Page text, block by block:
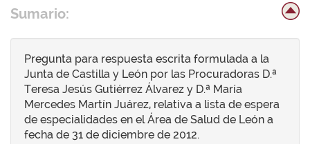
Sumario:
Pregunta para respuesta escrita formulada a la
Junta de Castilla y León por las Procuradoras D.ª
Teresa Jesús Gutiérrez Álvarez y D.ª María
Mercedes Martín Juárez, relativa a lista de espera
de especialidades en el Área de Salud de León a
fecha de 31 de diciembre de 2012.